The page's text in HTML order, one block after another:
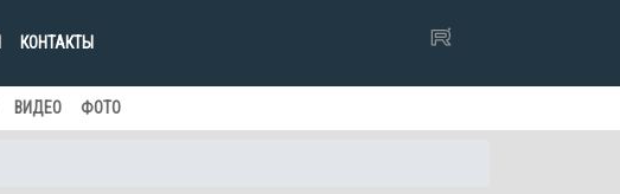
КОНТАКТЫ
ВИДЕО ФОТО